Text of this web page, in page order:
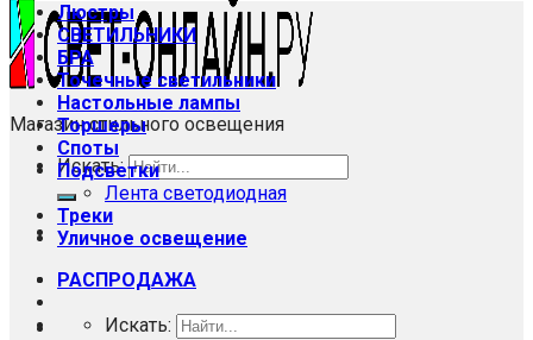
Магазин стильного освещения
Искать:
РАСПРОДАЖА
Люстры
СВЕТИЛЬНИКИ
БРА
Точечные светильники
Настольные лампы
Торшеры
Споты
Подсветки
Лента светодиодная
Треки
Уличное освещение
Искать: